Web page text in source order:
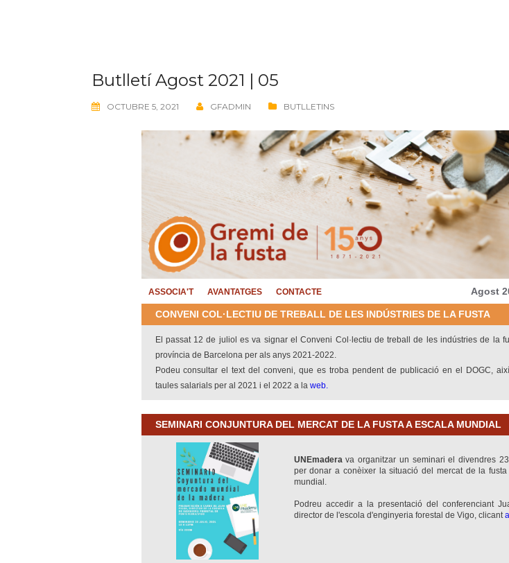
Butlletí Agost 2021 | 05
OCTUBRE 5, 2021 GFADMIN BUTLLETINS